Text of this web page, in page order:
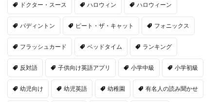
ドクター・スース ハロウィン ハロウィーン
パディントン ピート・ザ・キャット フォニックス
フラッシュカード ベッドタイム ランキング
反対語 子供向け英語アプリ 小学中級 小学初級
幼児向け 幼児英語 幼稚園 有名人の読み聞かせ